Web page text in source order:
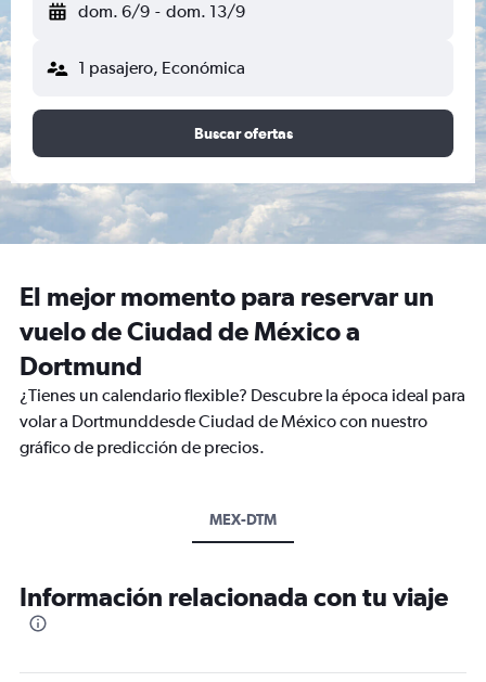
dom. 6/9 - dom. 13/9
1 pasajero, Económica
Buscar ofertas
El mejor momento para reservar un
vuelo de Ciudad de México a
Dortmund
¿Tienes un calendario flexible? Descubre la época ideal para
volar a Dortmunddesde Ciudad de México con nuestro
gráfico de predicción de precios.
MEX-DTM
Información relacionada con tu viaje